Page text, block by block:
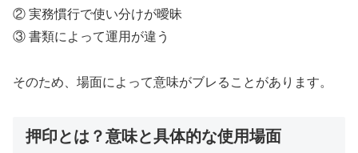
② 実務慣行で使い分けが曖昧
③ 書類によって運用が違う
そのため、場面によって意味がブレることがあります。
押印とは？意味と具体的な使用場面